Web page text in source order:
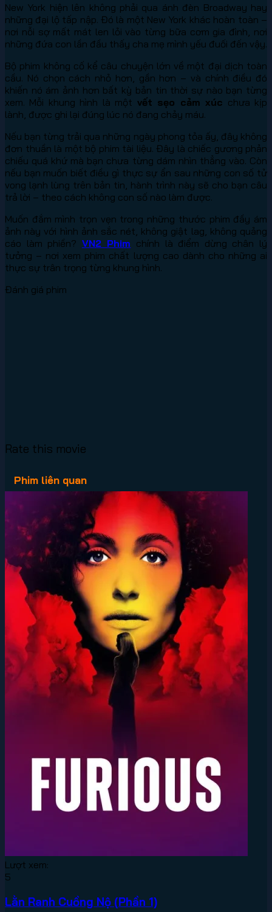
New York hiện lên không phải qua ánh đèn Broadway hay
những đại lộ tấp nập. Đó là một New York khác hoàn toàn –
nơi nỗi sợ mất mát len lỏi vào từng bữa cơm gia đình, nơi
những đứa con lần đầu thấy cha mẹ mình yếu đuối đến vậy.
Bộ phim không cố kể câu chuyện lớn về một đại dịch toàn
cầu. Nó chọn cách nhỏ hơn, gần hơn – và chính điều đó
khiến nó ám ảnh hơn bất kỳ bản tin thời sự nào bạn từng
xem. Mỗi khung hình là một vết sẹo cảm xúc chưa kịp
lành, được ghi lại đúng lúc nó đang chảy máu.
Nếu bạn từng trải qua những ngày phong tỏa ấy, đây không
đơn thuần là một bộ phim tài liệu. Đây là chiếc gương phản
chiếu quá khứ mà bạn chưa từng dám nhìn thẳng vào. Còn
nếu bạn muốn biết điều gì thực sự ẩn sau những con số tử
vong lạnh lùng trên bản tin, hành trình này sẽ cho bạn câu
trả lời – theo cách không con số nào làm được.
Muốn đắm mình trọn vẹn trong những thước phim đầy ám
ảnh này với hình ảnh sắc nét, không giật lag, không quảng
cáo làm phiền? VN2 Phim chính là điểm dừng chân lý
tưởng – nơi xem phim chất lượng cao dành cho những ai
thực sự trân trọng từng khung hình.
Đánh giá phim
Rate this movie
Phim liên quan
Lượt xem:
5
Lằn Ranh Cuồng Nộ (Phần 1)